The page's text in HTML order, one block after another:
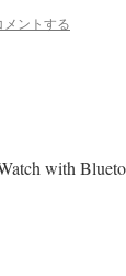
メントする
with